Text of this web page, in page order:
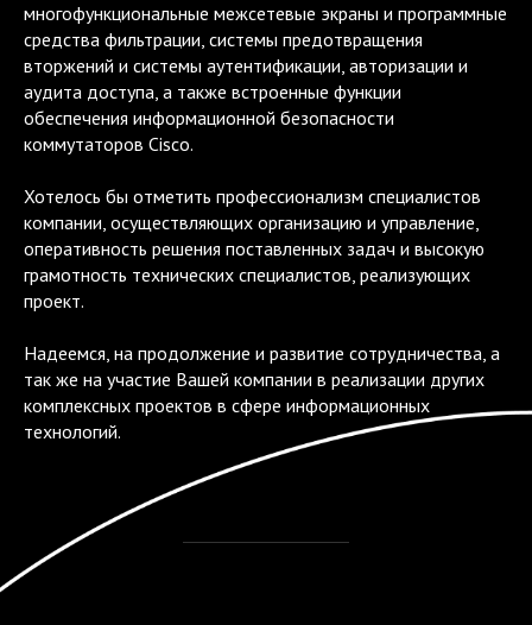
многофункциональные межсетевые экраны и программные
средства фильтрации, системы предотвращения
вторжений и системы аутентификации, авторизации и
аудита доступа, а также встроенные функции
обеспечения информационной безопасности
коммутаторов Cisco.
Хотелось бы отметить профессионализм специалистов
компании, осуществляющих организацию и управление,
оперативность решения поставленных задач и высокую
грамотность технических специалистов, реализующих
проект.
Надеемся, на продолжение и развитие сотрудничества, а
так же на участие Вашей компании в реализации других
комплексных проектов в сфере информационных
технологий.